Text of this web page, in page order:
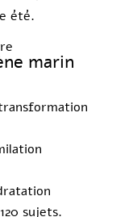
été.
marin
sujets.